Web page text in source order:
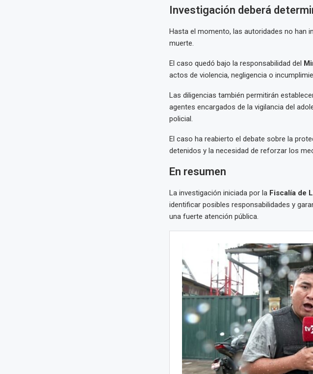
Investigación deberá
Hasta el momento, las autoridades no han
muerte.
El caso quedó bajo la responsabilidad del
actos de violencia, negligencia o
Las diligencias también permitirán
agentes encargados de la vigilancia del
policial.
El caso ha reabierto el debate sobre la
detenidos y la necesidad de reforzar los
En resumen
La investigación iniciada por la Fiscalía de
identificar posibles responsabilidades y
una fuerte atención pública.